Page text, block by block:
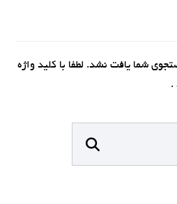
شما یافت نشد. لطفا با کلید واژه
.